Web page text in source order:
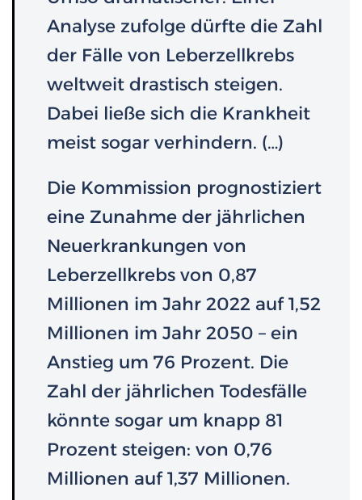
Analyse zufolge dürfte die Zahl
der Fälle von Leberzellkrebs
weltweit drastisch steigen.
Dabei ließe sich die Krankheit
meist sogar verhindern. (…)
Die Kommission prognostiziert
eine Zunahme der jährlichen
Neuerkrankungen von
Leberzellkrebs von 0,87
Millionen im Jahr 2022 auf 1,52
Millionen im Jahr 2050 – ein
Anstieg um 76 Prozent. Die
Zahl der jährlichen Todesfälle
könnte sogar um knapp 81
Prozent steigen: von 0,76
Millionen auf 1,37 Millionen.